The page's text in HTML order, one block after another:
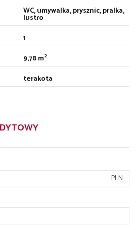
WC, umywalka, prysznic, pralka,
lustro
1
9,78 m2
terakota
PLN